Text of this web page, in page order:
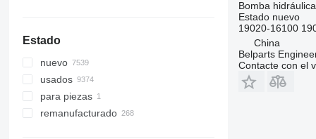
340
345
349
350
Estado
nuevo
usados
para piezas
remanufacturado
Bomba hidráulica
Estadonuevo
19020-16100
China
Belparts
Contacte con el